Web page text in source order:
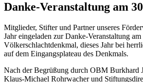
Danke-Veranstaltung am
Mitglieder, Stifter und Partner unseres
Jahr eingeladen zur Danke-Veranstaltung am
Völkerschlachtdenkmal, dieses Jahr bei
auf dem Eingangsplateau des Denkmals.
Nach der Begrüßung durch OBM Burkhard
Klaus-Michael Rohrwacher und